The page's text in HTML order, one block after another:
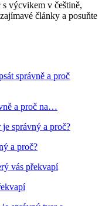
výcvikem v češtině,
články a posuňte
a proč na…
a proč?